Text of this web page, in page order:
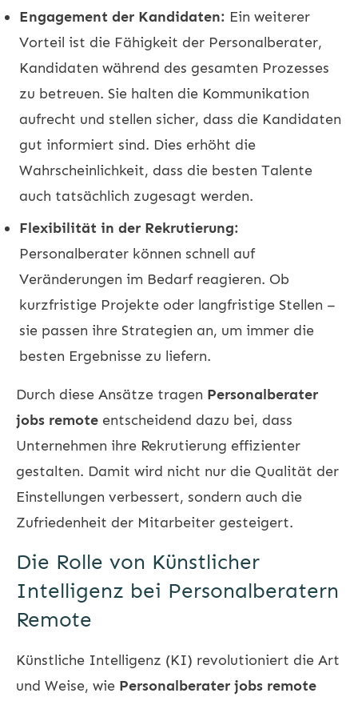
Engagement der Kandidaten: Ein weiterer
Vorteil ist die Fähigkeit der Personalberater,
Kandidaten während des gesamten Prozesses
zu betreuen. Sie halten die Kommunikation
aufrecht und stellen sicher, dass die Kandidaten
gut informiert sind. Dies erhöht die
Wahrscheinlichkeit, dass die besten Talente
auch tatsächlich zugesagt werden.
Flexibilität in der Rekrutierung:
Personalberater können schnell auf
Veränderungen im Bedarf reagieren. Ob
kurzfristige Projekte oder langfristige Stellen –
sie passen ihre Strategien an, um immer die
besten Ergebnisse zu liefern.
Durch diese Ansätze tragen Personalberater
jobs remote entscheidend dazu bei, dass
Unternehmen ihre Rekrutierung effizienter
gestalten. Damit wird nicht nur die Qualität der
Einstellungen verbessert, sondern auch die
Zufriedenheit der Mitarbeiter gesteigert.
Die Rolle von Künstlicher
Intelligenz bei Personalberatern
Remote
Künstliche Intelligenz (KI) revolutioniert die Art
und Weise, wie Personalberater jobs remote